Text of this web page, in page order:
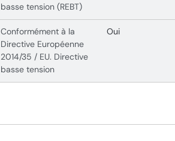
basse tension (REBT)
Conformément à la
Directive Européenne
2014/35 / EU. Directive
basse tension
Oui